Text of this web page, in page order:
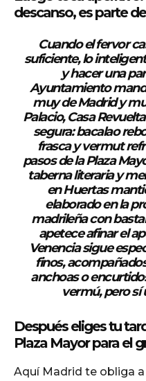
descanso, es parte
Cuando el fervor
suficiente, lo
y hacer una
Ayuntamiento
muy de Madrid y
Palacio,Casa Revuelta
segura: bacalao
frasca yvermut
pasos de la Plaza
taberna literaria y
en Huertas
elaborado en la
madrileña con
apetece afinar el
Venenciasigue
finos,
anchoas o
vermú, pero sí
Después eliges tu
Plaza Mayor para el
Aquí Madrid te obliga